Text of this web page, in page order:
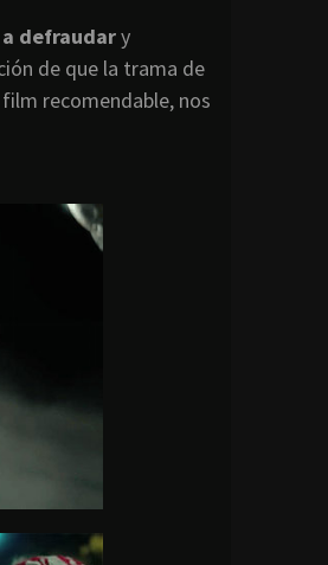
defraudary
de que la trama de
recomendable, nos